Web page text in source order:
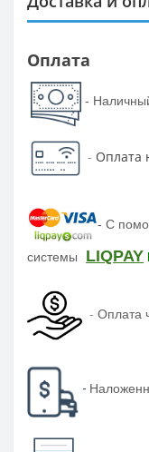
Оплата
-
- Оплата
- С
системы LIQPAY
- Оплата
-